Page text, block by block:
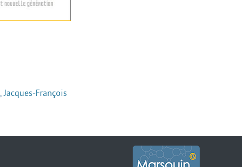
Jacques-François